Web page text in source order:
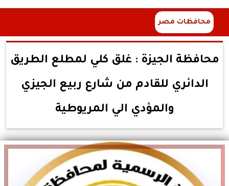
محافظات مصر
محافظة الجيزة : غلق كلي لمطلع الطريق
الدائري للقادم من شارع ربيع الجيزي
والمؤدي الي المريوطية